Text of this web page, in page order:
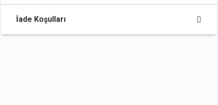
İade Koşulları